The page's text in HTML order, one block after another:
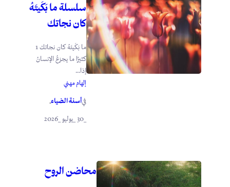
سلسلة ما بَكَيتَهُ
كان نجاتك
ما بَكَيتَهُ كان نجاتك 1
كثيرًا ما يجزعُ الإنسانُ
إذا...
إلهام مهني
فيأسنة الضياء.
محاضن الروح